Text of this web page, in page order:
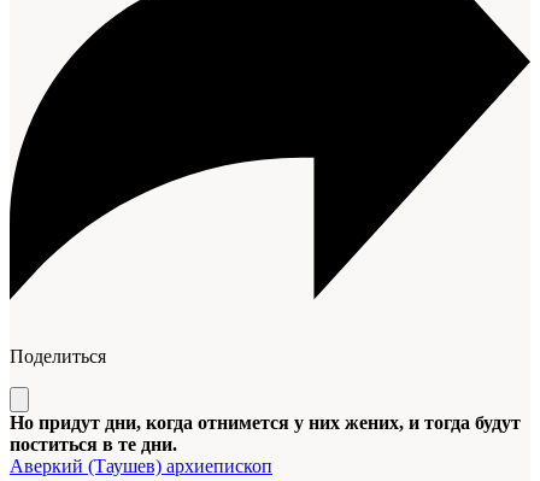
Поделиться
Но придут дни, когда отнимется у них жених, и тогда будут
поститься в те дни.
Аверкий (Таушев) архиепископ